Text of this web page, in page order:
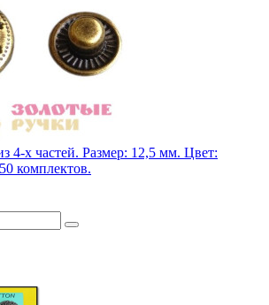
х частей. Размер: 12,5 мм. Цвет:
комплектов.